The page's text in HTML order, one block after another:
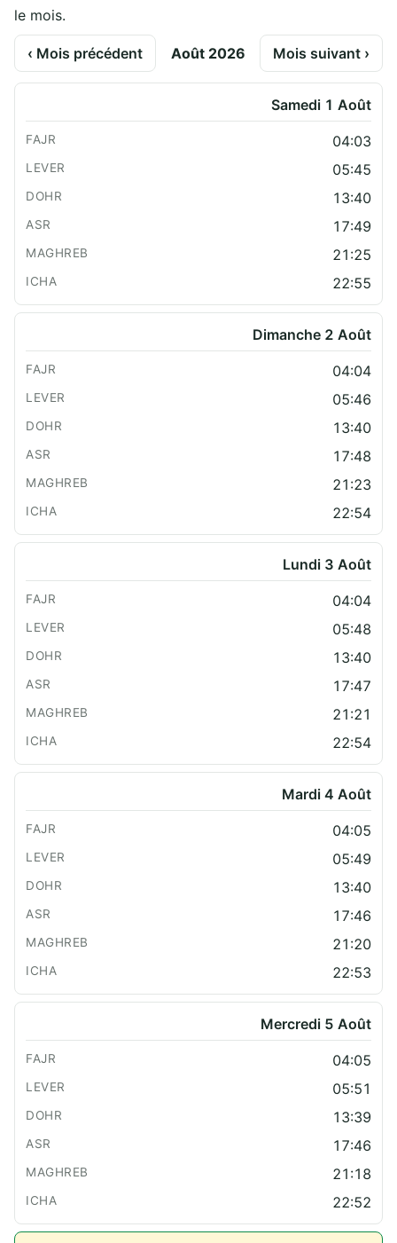
le mois.
‹ Mois précédent Août 2026 Mois suivant ›
Samedi 1 Août
04:03
05:45
13:40
17:49
21:25
22:55
Dimanche 2 Août
04:04
05:46
13:40
17:48
21:23
22:54
Lundi 3 Août
04:04
05:48
13:40
17:47
21:21
22:54
Mardi 4 Août
04:05
05:49
13:40
17:46
21:20
22:53
Mercredi 5 Août
04:05
05:51
13:39
17:46
21:18
22:52